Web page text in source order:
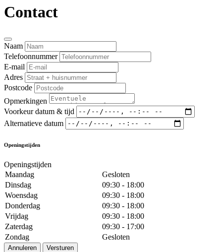
Contact
Naam
Telefoonnummer
E-mail
Adres
Postcode
Opmerkingen
Voorkeur datum & tijd
Alternatieve datum
Openingstijden
Openingstijden
Maandag
Gesloten
Dinsdag
09:30 - 18:00
Woensdag
09:30 - 18:00
Donderdag
09:30 - 18:00
Vrijdag
09:30 - 18:00
Zaterdag
09:30 - 17:00
Zondag
Gesloten
Annuleren Versturen